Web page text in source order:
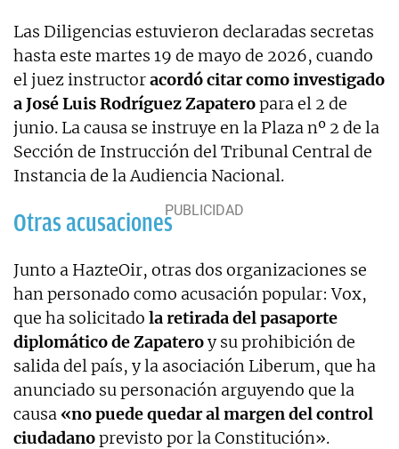
Las Diligencias estuvieron declaradas secretas
hasta este martes 19 de mayo de 2026, cuando
el juez instructoracordó citar como investigado
a José Luis Rodríguez Zapateropara el 2 de
junio. La causa se instruye en la Plaza nº 2 de la
Sección de Instrucción del Tribunal Central de
Instancia de la Audiencia Nacional.
Otras acusaciones
Junto a HazteOir, otras dos organizaciones se
han personado como acusación popular: Vox,
que ha solicitado la retirada del pasaporte
diplomático de Zapateroy su prohibición de
salida del país, y la asociación Liberum, que ha
anunciado su personación arguyendo que la
causa «no puede quedar al margen del control
ciudadanoprevisto por la Constitución».